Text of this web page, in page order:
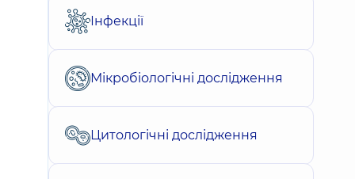
Інфекції
Мікробіологічні дослідження
Цитологічні дослідження